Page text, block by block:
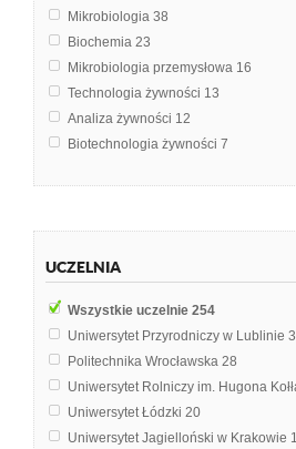
Mikrobiologia 38
Biochemia 23
Mikrobiologia przemysłowa 16
Technologia żywności 13
Analiza żywności 12
Biotechnologia żywności 7
Towaroznastwo surowców i
Żywienie dziecka
UCZELNIA
Wszystkie uczelnie 254
Uniwersytet Przyrodniczy w Lublinie
Politechnika Wrocławska 28
Uniwersytet Rolniczy im. Hugona
Uniwersytet Łódzki 20
Uniwersytet Jagielloński w Krakowie